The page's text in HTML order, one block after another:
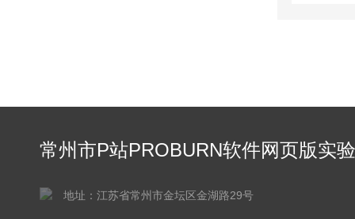
常州市P站PROBURN软件网页版实验
地址：江苏省常州市金坛区金湖路29号